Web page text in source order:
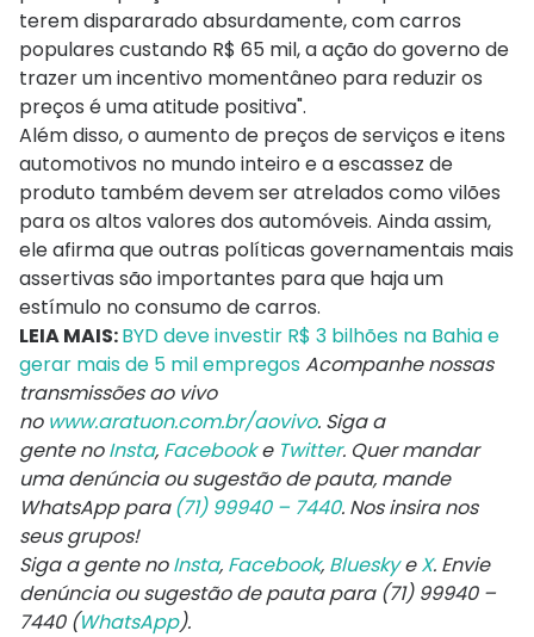
terem dispararado absurdamente, com carros
populares custando R$ 65 mil, a ação do governo de
trazer um incentivo momentâneo para reduzir os
preços é uma atitude positiva".
Além disso, o aumento de preços de serviços e itens
automotivos no mundo inteiro e a escassez de
produto também devem ser atrelados como vilões
para os altos valores dos automóveis. Ainda assim,
ele afirma que outras políticas governamentais mais
assertivas são importantes para que haja um
estímulo no consumo de carros.
LEIA MAIS:BYD deve investir R$ 3 bilhões na Bahia e
gerar mais de 5 mil empregosAcompanhe nossas
transmissões ao vivo
no www.aratuon.com.br/aovivo. Siga a
gentenoInsta, Facebooke Twitter. Quer mandar
uma denúncia ou sugestão de pauta, mande
WhatsApp para (71) 99940 – 7440. Nos insira nos
seus grupos!
Siga a gente noInsta, Facebook, BlueskyeX. Envie
denúncia ou sugestão de pauta para (71) 99940 –
7440 (WhatsApp).